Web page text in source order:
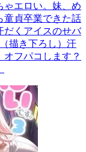
ゃエロい。妹、め
貞卒業できた話
だくアイスのせバ
描き下ろし）汗
フパコします？